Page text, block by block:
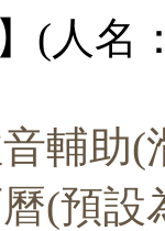
】(人名
輔助
(預設